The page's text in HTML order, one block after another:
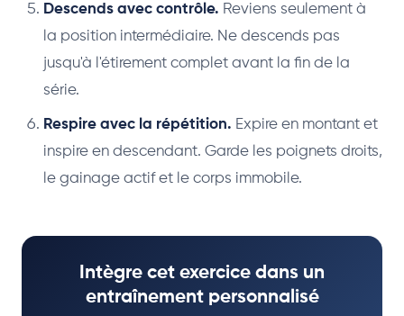
Descends avec contrôle. Reviens seulement à
la position intermédiaire. Ne descends pas
jusqu'à l'étirement complet avant la fin de la
série.
Respire avec la répétition. Expire en montant et
inspire en descendant. Garde les poignets droits,
le gainage actif et le corps immobile.
Intègre cet exercice dans un
entraînement personnalisé